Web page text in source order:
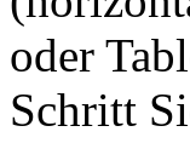
oder
Schritt